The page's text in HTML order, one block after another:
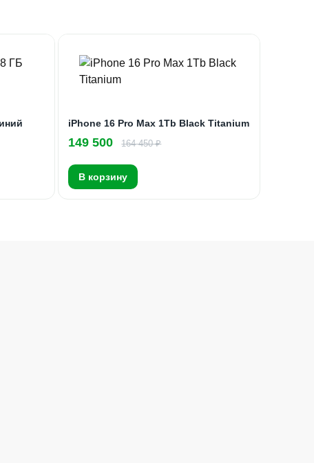
iPhone 16 Pro Max 1Tb Black Titanium
149 500 164 450 ₽
В корзину